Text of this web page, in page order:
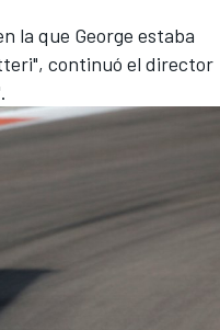
la que George estaba
continuó el director